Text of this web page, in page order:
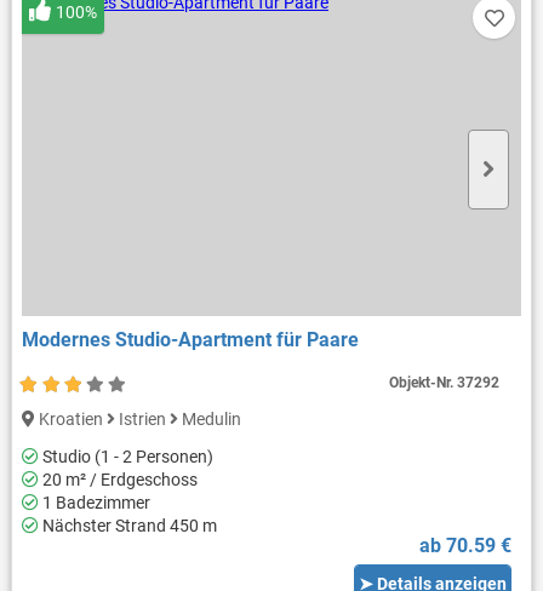
Modernes Studio-Apartment für Paare
100%
Kroatien Istrien
Medulin
Studio (1 - 2 Personen)
20 m² / Erdgeschoss
1 Badezimmer
Nächster Strand 450 m
ab 70.59 €
➤ Details anzeigen
Objekt-Nr.37292